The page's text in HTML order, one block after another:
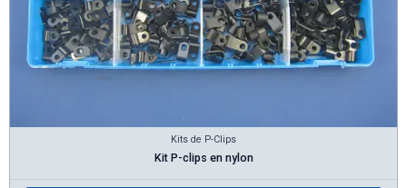
Kits de P-Clips
Kit P-clips en nylon